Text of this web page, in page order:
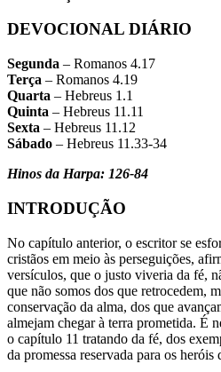
DEVOCIONAL DIÁRIO
Segunda – Romanos 4.17
Terça – Romanos 4.19
Quarta – Hebreus 1.1
Quinta – Hebreus 11.11
Sexta – Hebreus 11.12
Sábado – Hebreus 11.33-34
Hinos da Harpa: 126-84
INTRODUÇÃO
No capítulo anterior, o escritor se
cristãos em meio às perseguições,
versículos, que o justo viveria da fé,
que não somos dos que retrocedem,
conservação da alma, dos que
almejam chegar à terra prometida. É
o capítulo 11 tratando da fé, dos
da promessa reservada para os heróis